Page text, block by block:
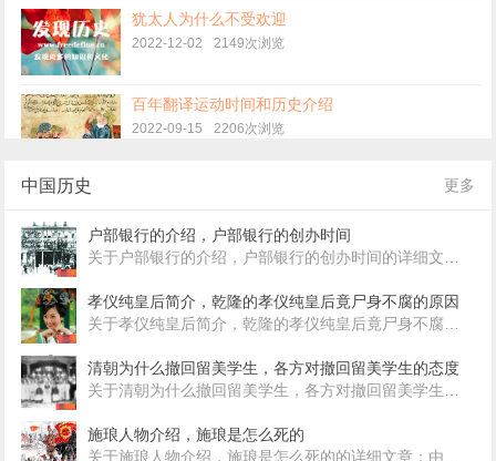
犹太人为什么不受欢迎
2022-12-02 2149次浏览
百年翻译运动时间和历史介绍
2022-09-15 2206次浏览
2022-08-19 2562次浏览
乌克兰什么时候加入苏联，乌克兰怎么形成今天的
领土规模
英国议会的上院和下院的职权有哪些
中国历史 更多
户部银行的介绍，户部银行的创办时间
孝仪纯皇后简介，乾隆的孝仪纯皇后竟尸身不腐的原因
清朝为什么撤回留美学生，各方对撤回留美学生的态度
施琅人物介绍，施琅是怎么死的